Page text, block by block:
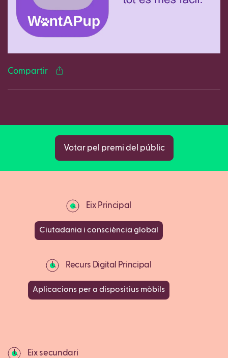
Compartir
Facebook
TwitterLinkedIn
Votar pel premi del públic
Eix Principal
Ciutadania i consciència global
Recurs Digital Principal
Aplicacions per a dispositius mòbils
Eix secundari